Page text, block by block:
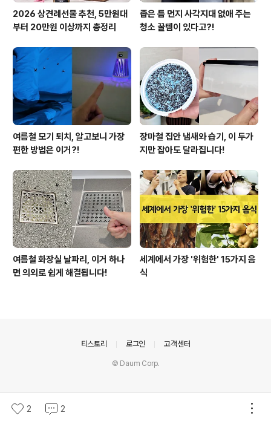
2026 상견례선물 추천, 5만원대
부터 20만원 이상까지 총정리
좁은 틈 먼지 사각지대 없애 주는
청소 꿀템이 있다고?!
여름철 모기 퇴치, 알고보니 가장
편한 방법은 이거?!
장마철 집안 냄새와 습기, 이 두가
지만 잡아도 달라집니다!
여름철 화장실 날파리, 이거 하나
면 의외로 쉽게 해결됩니다!
세계에서 가장 '위험한' 15가지 음
식
2 2
티스토리 로그인 고객센터
© Daum Corp.